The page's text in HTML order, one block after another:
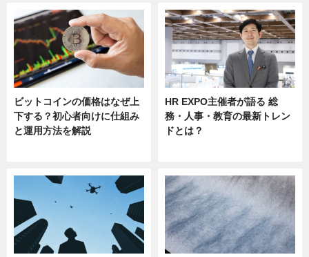
ビットコインの価格はなぜ上
下する？初心者向けに仕組み
と運用方法を解説
HR EXPO主催者が語る 総
務・人事・教育の最新トレン
ドとは？